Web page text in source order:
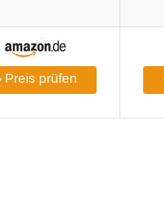
Preis prüfen